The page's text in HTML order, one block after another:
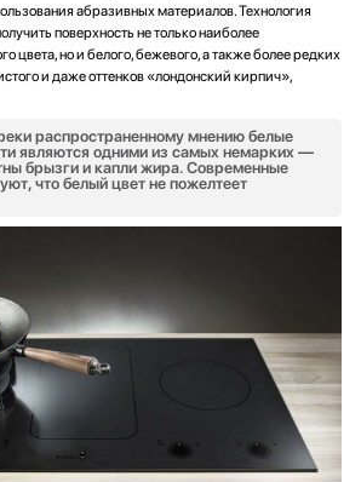
абразивных материалов. Технология
поверхность не только наиболее
цвета, но и белого, бежевого, а также более редких
и даже оттенков «лондонский кирпич»,
распространенному мнению белые
являются одними из самых немарких —
брызги и капли жира. Современные
что белый цвет не пожелтеет